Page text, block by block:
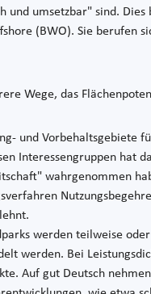
und umsetzbar" sind.
(BWO). Sie berufen
Wege, das
und Vorbehaltsgebiete
Interessengruppen hat
wahrgenommen
werden teilweise
werden. Bei
Auf gut Deutsch